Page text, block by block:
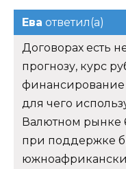
Ева ответил(а)
Договорах есть
прогнозу, курс
финансирование
для чего
Валютном рынке
при поддержке